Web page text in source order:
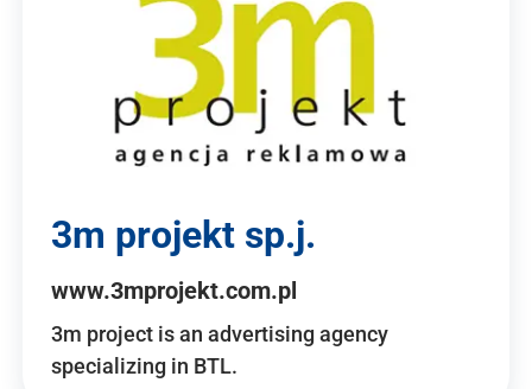
3m projekt sp.j.
www.3mprojekt.com.pl
3m project is an advertising agency
specializing in BTL.